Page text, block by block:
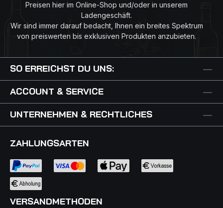
Preisen hier im Online-Shop und/oder in unserem
Ladengeschäft.
Wir sind immer darauf bedacht, Ihnen ein breites Spektrum
von preiswerten bis exklusiven Produkten anzubieten.
SO ERREICHST DU UNS:
ACCOUNT & SERVICE
UNTERNEHMEN & RECHTLICHES
ZAHLUNGSARTEN
VERSANDMETHODEN